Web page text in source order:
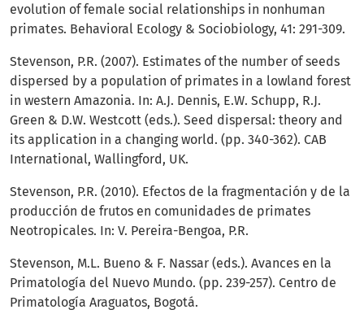
evolution of female social relationships in nonhuman
primates. Behavioral Ecology & Sociobiology, 41: 291-309.
Stevenson, P.R. (2007). Estimates of the number of seeds
dispersed by a population of primates in a lowland forest
in western Amazonia. In: A.J. Dennis, E.W. Schupp, R.J.
Green & D.W. Westcott (eds.). Seed dispersal: theory and
its application in a changing world. (pp. 340-362). CAB
International, Wallingford, UK.
Stevenson, P.R. (2010). Efectos de la fragmentación y de la
producción de frutos en comunidades de primates
Neotropicales. In: V. Pereira-Bengoa, P.R.
Stevenson, M.L. Bueno & F. Nassar (eds.). Avances en la
Primatología del Nuevo Mundo. (pp. 239-257). Centro de
Primatología Araguatos, Bogotá.